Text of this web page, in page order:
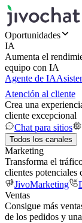
Oportunidades
IA
Aumenta el
equipo con IA
Agente de IA
Atención al cliente
Crea una
cliente excepcional
Chat para sitios
Todos los canales
Marketing
Transforma el
clientes potenciales
JivoMarketing
Ventas
Consigue más
de los pedidos y